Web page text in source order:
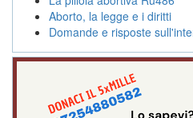
Aborto, la legge e i diritti
Domande e risposte